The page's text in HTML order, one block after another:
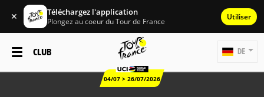
✕ Téléchargez l'application
Plongez au coeur du Tour de France Utiliser
CLUB
04/07 > 26/07/2026
DE